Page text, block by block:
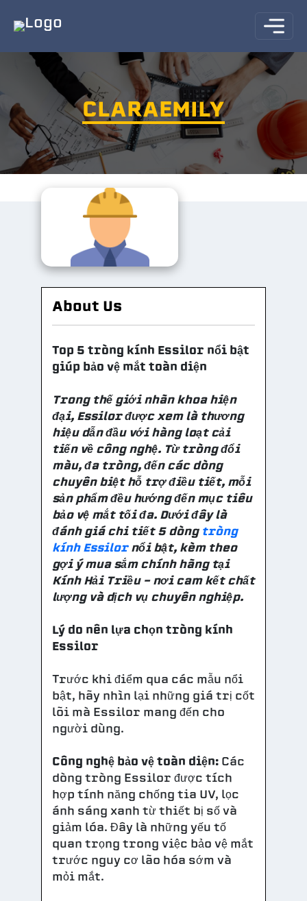
CLARAEMILY
About Us
Top 5 tròng kính Essilor nổi bật
giúp bảo vệ mắt toàn diện
Trong thế giới nhãn khoa hiện
đại, Essilor được xem là thương
hiệu dẫn đầu với hàng loạt cải
tiến về công nghệ. Từ tròng đổi
màu, đa tròng, đến các dòng
chuyên biệt hỗ trợ điều tiết, mỗi
sản phẩm đều hướng đến mục tiêu
bảo vệ mắt tối đa. Dưới đây là
đánh giá chi tiết 5 dòng tròng
kính Essilornổi bật, kèm theo
gợi ý mua sắm chính hãng tại
Kính Hải Triều – nơi cam kết chất
lượng và dịch vụ chuyên nghiệp.
Lý do nên lựa chọn tròng kính
Essilor
Trước khi điểm qua các mẫu nổi
bật, hãy nhìn lại những giá trị cốt
lõi mà Essilor mang đến cho
người dùng.
Công nghệ bảo vệ toàn diện: Các
dòng tròng Essilor được tích
hợp tính năng chống tia UV, lọc
ánh sáng xanh từ thiết bị số và
giảm lóa. Đây là những yếu tố
quan trọng trong việc bảo vệ mắt
trước nguy cơ lão hóa sớm và
mỏi mắt.